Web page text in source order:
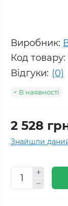
Виробник:
Код товару:
Відгуки: (0)
В наявності
2 528
Знайшли